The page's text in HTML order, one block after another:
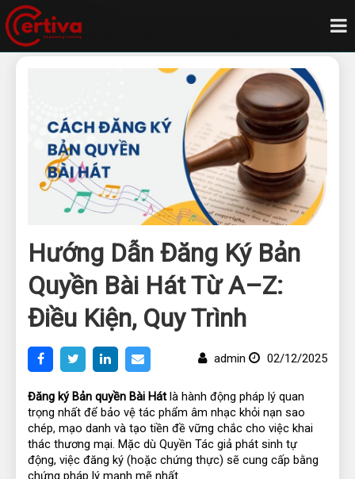
Trang chủ
Blog
Hướng dẫn đăng ký bản quyền bài hát từ az điều kiện quy trình
Hướng Dẫn Đăng Ký Bản
Quyền Bài Hát Từ A–Z:
Điều Kiện, Quy Trình
admin 02/12/2025
Đăng ký Bản quyền Bài Hát là hành động pháp lý quan
trọng nhất để bảo vệ tác phẩm âm nhạc khỏi nạn sao
chép, mạo danh và tạo tiền đề vững chắc cho việc khai
thác thương mại. Mặc dù Quyền Tác giả phát sinh tự
động, việc đăng ký (hoặc chứng thực) sẽ cung cấp bằng